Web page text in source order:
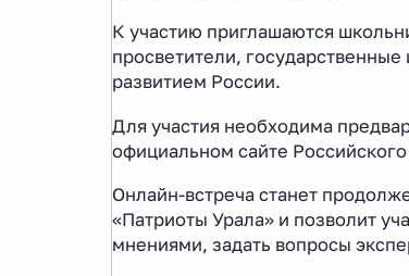
К участию приглашаются
просветители,
развитием России.
Для участия необходима
официальном сайте
Онлайн-встреча станет
«Патриоты Урала» и позволит
мнениями, задать вопросы